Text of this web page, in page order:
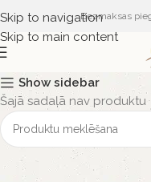
Skip to navigation
Skip to main content
Bezmaksas
Show sidebar
Šajā sadaļā nav produktu